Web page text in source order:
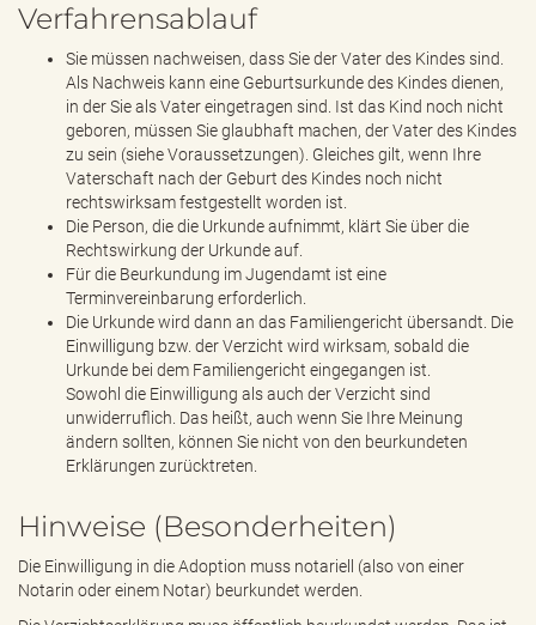
Verfahrensablauf
Sie müssen nachweisen, dass Sie der Vater des Kindes sind.
Als Nachweis kann eine Geburtsurkunde des Kindes dienen,
in der Sie als Vater eingetragen sind. Ist das Kind noch nicht
geboren, müssen Sie glaubhaft machen, der Vater des Kindes
zu sein (siehe Voraussetzungen). Gleiches gilt, wenn Ihre
Vaterschaft nach der Geburt des Kindes noch nicht
rechtswirksam festgestellt worden ist.
Die Person, die die Urkunde aufnimmt, klärt Sie über die
Rechtswirkung der Urkunde auf.
Für die Beurkundung im Jugendamt ist eine
Terminvereinbarung erforderlich.
Die Urkunde wird dann an das Familiengericht übersandt. Die
Einwilligung bzw. der Verzicht wird wirksam, sobald die
Urkunde bei dem Familiengericht eingegangen ist.
Sowohl die Einwilligung als auch der Verzicht sind
unwiderruflich. Das heißt, auch wenn Sie Ihre Meinung
ändern sollten, können Sie nicht von den beurkundeten
Erklärungen zurücktreten.
Hinweise (Besonderheiten)
Die Einwilligung in die Adoption muss notariell (also von einer
Notarin oder einem Notar) beurkundet werden.